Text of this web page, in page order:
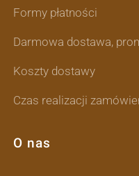
Formy płatności
Darmowa dostawa,
Koszty dostawy
Czas realizacji
O nas